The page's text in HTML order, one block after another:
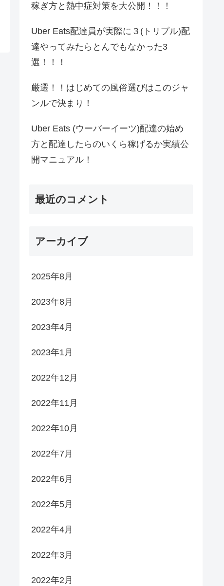
稼ぎ方と熱中症対策を大公開！！！
Uber Eats配達員が実際に３(トリプル)配
達やってみたらとんでもなかった3
選！！！
厳選！！はじめての風俗選びはこのジャ
ンルで決まり！
Uber Eats (ウーバーイーツ)配達の始め
方と配達したらのいくら稼げるか実績公
開マニュアル！
最近のコメント
アーカイブ
2025年8月
2023年8月
2023年4月
2023年1月
2022年12月
2022年11月
2022年10月
2022年7月
2022年6月
2022年5月
2022年4月
2022年3月
2022年2月